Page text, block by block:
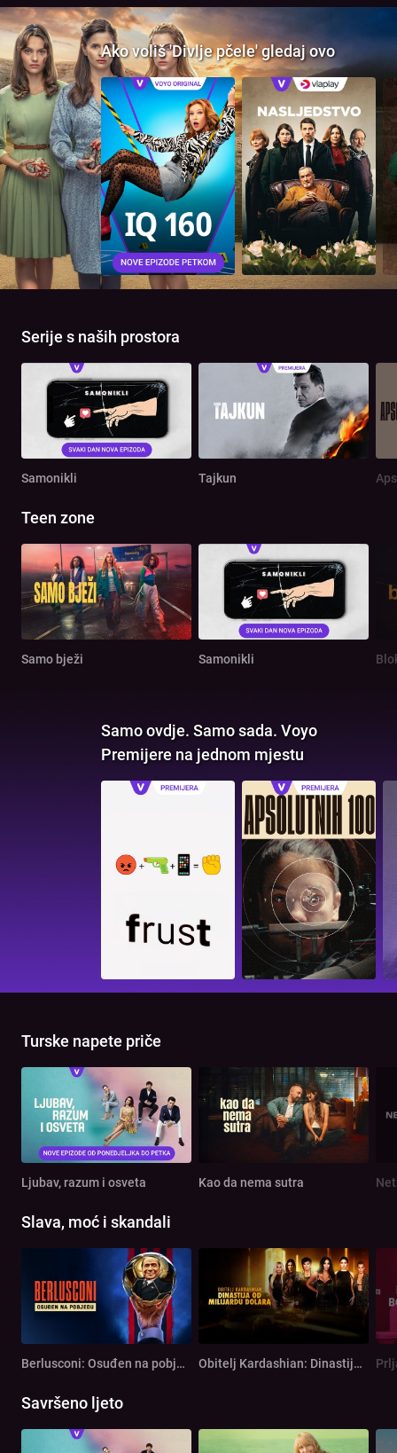
Ako voliš 'Divlje pčele' gledaj ovo
Serije s naših prostora
Samonikli Tajkun
Teen zone
Samo bježi Samonikli
Samo ovdje. Samo sada. Voyo
Premijere na jednom mjestu
Turske napete priče
Ljubav, razum i osveta Kao da nema sutra
Slava, moć i skandali
Berlusconi: Osuđen na pobjedu Obitelj Kardashian: Dinastija od milijardu dolara
Savršeno ljeto